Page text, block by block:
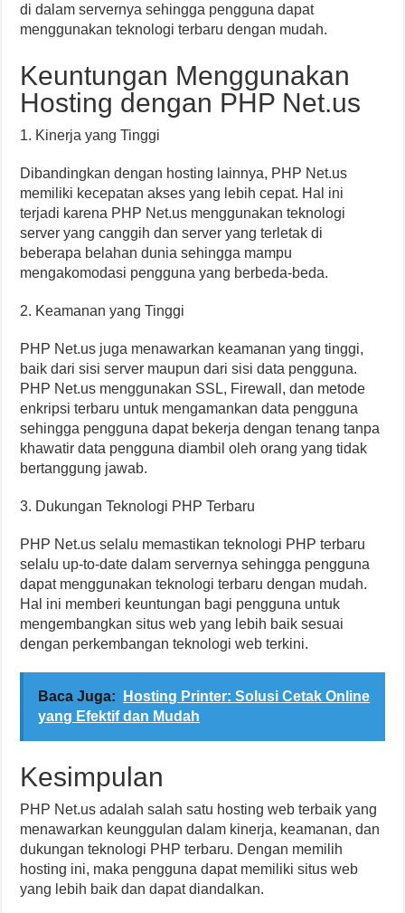
di dalam servernya sehingga pengguna dapat
menggunakan teknologi terbaru dengan mudah.
Keuntungan Menggunakan
Hosting dengan PHP Net.us
1. Kinerja yang Tinggi
Dibandingkan dengan hosting lainnya, PHP Net.us
memiliki kecepatan akses yang lebih cepat. Hal ini
terjadi karena PHP Net.us menggunakan teknologi
server yang canggih dan server yang terletak di
beberapa belahan dunia sehingga mampu
mengakomodasi pengguna yang berbeda-beda.
2. Keamanan yang Tinggi
PHP Net.us juga menawarkan keamanan yang tinggi,
baik dari sisi server maupun dari sisi data pengguna.
PHP Net.us menggunakan SSL, Firewall, dan metode
enkripsi terbaru untuk mengamankan data pengguna
sehingga pengguna dapat bekerja dengan tenang tanpa
khawatir data pengguna diambil oleh orang yang tidak
bertanggung jawab.
3. Dukungan Teknologi PHP Terbaru
PHP Net.us selalu memastikan teknologi PHP terbaru
selalu up-to-date dalam servernya sehingga pengguna
dapat menggunakan teknologi terbaru dengan mudah.
Hal ini memberi keuntungan bagi pengguna untuk
mengembangkan situs web yang lebih baik sesuai
dengan perkembangan teknologi web terkini.
Baca Juga:
Hosting Printer: Solusi Cetak Online
yang Efektif dan Mudah
Kesimpulan
PHP Net.us adalah salah satu hosting web terbaik yang
menawarkan keunggulan dalam kinerja, keamanan, dan
dukungan teknologi PHP terbaru. Dengan memilih
hosting ini, maka pengguna dapat memiliki situs web
yang lebih baik dan dapat diandalkan.